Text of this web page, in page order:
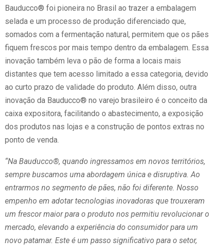
Bauducco® foi pioneira no Brasil ao trazer a embalagem
selada e um processo de produção diferenciado que,
somados com a fermentação natural, permitem que os pães
fiquem frescos por mais tempo dentro da embalagem. Essa
inovação também leva o pão de forma a locais mais
distantes que tem acesso limitado a essa categoria, devido
ao curto prazo de validade do produto. Além disso, outra
inovação da Bauducco® no varejo brasileiro é o conceito da
caixa expositora, facilitando o abastecimento, a exposição
dos produtos nas lojas e a construção de pontos extras no
ponto de venda.
“Na Bauducco®, quando ingressamos em novos territórios,
sempre buscamos uma abordagem única e disruptiva. Ao
entrarmos no segmento de pães, não foi diferente. Nosso
empenho em adotar tecnologias inovadoras que trouxeram
um frescor maior para o produto nos permitiu revolucionar o
mercado, elevando a experiência do consumidor para um
novo patamar. Este é um passo significativo para o setor,